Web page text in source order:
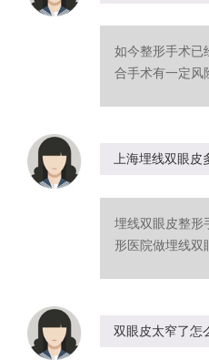
如今整形手术已
合手术有一定风
上海埋线双眼皮
埋线双眼皮整形
形医院做埋线双
双眼皮太窄了怎